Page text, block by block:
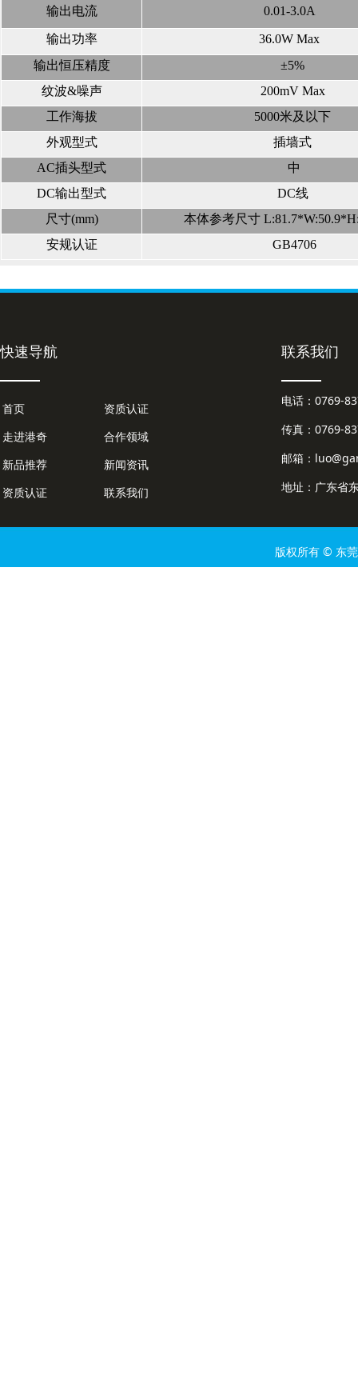
输出电流 0.01-3.0A
输出功率
36.0W Max
输出恒压精度
±5%
纹波&噪声
200mV Max
工作海拔
5000米及以下
外观型式
插墙式
AC插头型式
中
DC输出型式
DC线
尺寸(mm)
本体参考尺寸
安规认证
GB4706
快速导航
首页
走进港奇
新品推荐
资质认证
资质认证
合作领域
新闻资讯
联系我们
联系我们
电话：
传真：0769-
邮箱：
地址：广东省
版权所有 ©